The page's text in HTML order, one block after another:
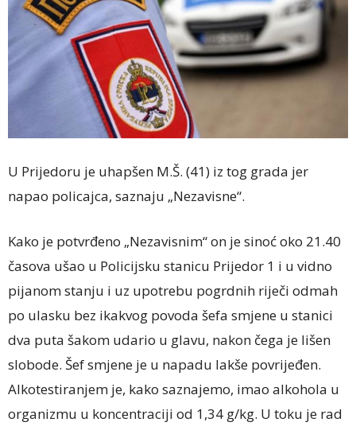
U Prijedoru je uhapšen M.Š. (41) iz tog grada jer
napao policajca, saznaju „Nezavisne“.
Kako je potvrđeno „Nezavisnim“ on je sinoć oko 21.40
časova ušao u Policijsku stanicu Prijedor 1 i u vidno
pijanom stanju i uz upotrebu pogrdnih riječi odmah
po ulasku bez ikakvog povoda šefa smjene u stanici
dva puta šakom udario u glavu, nakon čega je lišen
slobode. Šef smjene je u napadu lakše povrijeđen.
Alkotestiranjem je, kako saznajemo, imao alkohola u
organizmu u koncentraciji od 1,34 g/kg. U toku je rad